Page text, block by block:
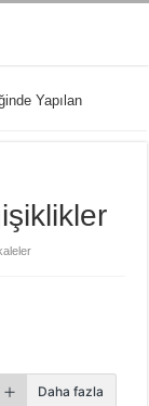
Yapılan
Daha fazla